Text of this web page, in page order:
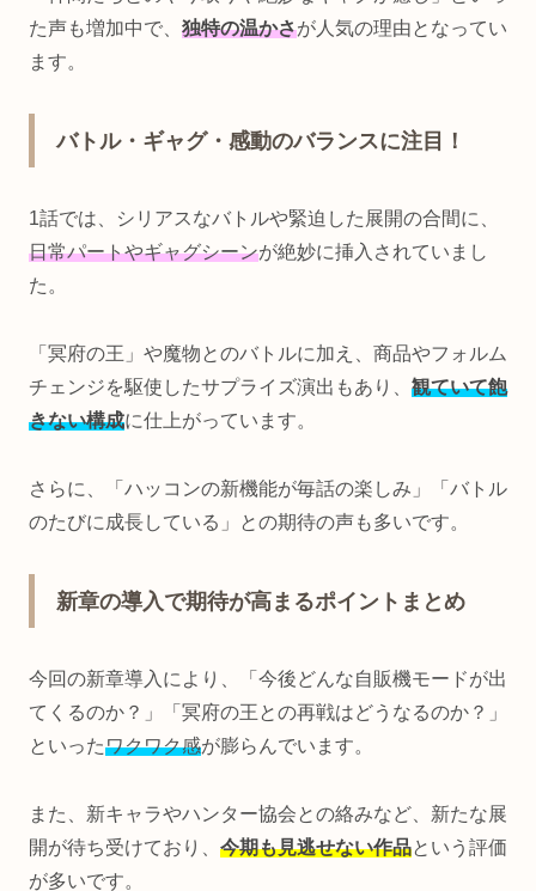
た声も増加中で、 独特の温かさが人気の理由となってい
ます。
バトル・ギャグ・感動のバランスに注目！
1話では、シリアスなバトルや緊迫した展開の合間に、
日常パートやギャグシーンが絶妙に挿入されていまし
た。
「冥府の王」や魔物とのバトルに加え、商品やフォルム
チェンジを駆使したサプライズ演出もあり、 観ていて飽
きない構成に仕上がっています。
さらに、「ハッコンの新機能が毎話の楽しみ」「バトル
のたびに成長している」との期待の声も多いです。
新章の導入で期待が高まるポイントまとめ
今回の新章導入により、「今後どんな自販機モードが出
てくるのか？」「冥府の王との再戦はどうなるのか？」
といったワクワク感が膨らんでいます。
また、新キャラやハンター協会との絡みなど、新たな展
開が待ち受けており、 今期も見逃せない作品という評価
が多いです。